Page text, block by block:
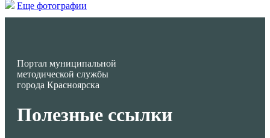
Еще фотографии
Портал муниципальной
методической службы
города Красноярска
Полезные ссылки